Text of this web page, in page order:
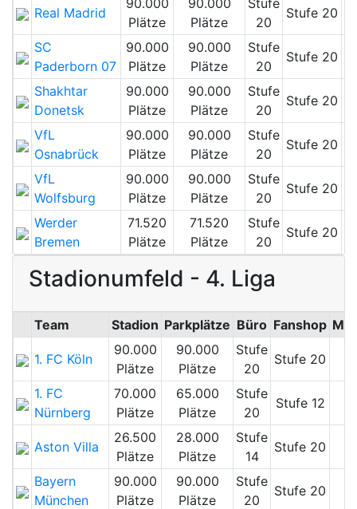
Real Madrid
90.000
Plätze
90.000
Plätze
Stufe
20
Stufe 20
SC
Paderborn 07
90.000
Plätze
90.000
Plätze
Stufe
20
Stufe 20
Shakhtar
Donetsk
90.000
Plätze
90.000
Plätze
Stufe
20
Stufe 20
VfL
Osnabrück
90.000
Plätze
90.000
Plätze
Stufe
20
Stufe 20
VfL
Wolfsburg
90.000
Plätze
90.000
Plätze
Stufe
20
Stufe 20
Werder
Bremen
71.520
Plätze
71.520
Plätze
Stufe
20
Stufe 20
Stadionumfeld - 4. Liga
Team Stadion Parkplätze Büro Fanshop
1. FC Köln
90.000
Plätze
90.000
Plätze
Stufe
20
Stufe 20
1. FC
Nürnberg
70.000
Plätze
65.000
Plätze
Stufe
20
Stufe 12
Aston Villa
26.500
Plätze
28.000
Plätze
Stufe
14
Stufe 20
Bayern
München
90.000
Plätze
90.000
Plätze
Stufe
20
Stufe 20